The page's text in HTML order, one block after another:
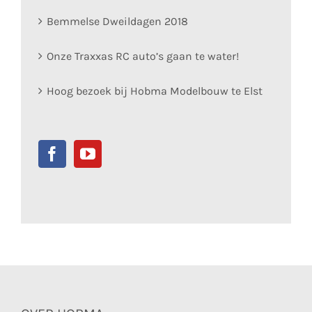
Bemmelse Dweildagen 2018
Onze Traxxas RC auto’s gaan te water!
Hoog bezoek bij Hobma Modelbouw te Elst